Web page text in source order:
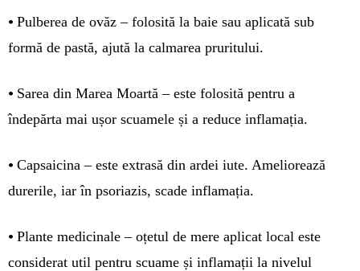
• Pulberea de ovăz – folosită la baie sau aplicată sub
formă de pastă, ajută la calmarea pruritului.
• Sarea din Marea Moartă – este folosită pentru a
îndepărta mai ușor scuamele și a reduce inflamația.
• Capsaicina – este extrasă din ardei iute. Ameliorează
durerile, iar în psoriazis, scade inflamația.
• Plante medicinale – oțetul de mere aplicat local este
considerat util pentru scuame și inflamații la nivelul